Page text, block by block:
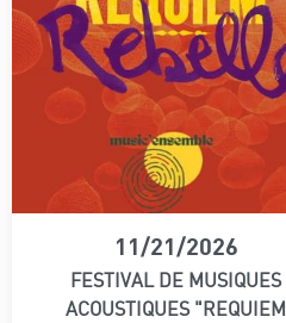
11/21/2026
FESTIVAL DE MUSIQUES
ACOUSTIQUES "REQUIEM